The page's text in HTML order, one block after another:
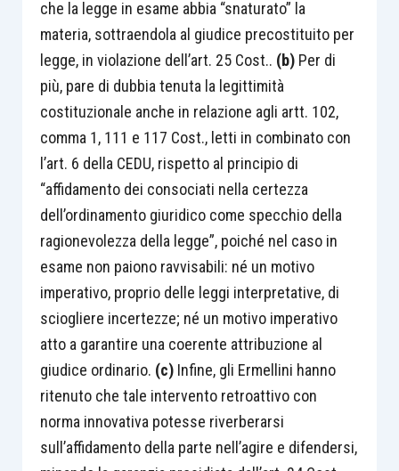
che la legge in esame abbia “snaturato” la
materia, sottraendola al giudice precostituito per
legge, in violazione dell’art. 25 Cost.. (b)Per di
più, pare di dubbia tenuta la legittimità
costituzionale anche in relazione agli artt. 102,
comma 1, 111 e 117 Cost., letti in combinato con
l’art. 6 della CEDU, rispetto al principio di
“affidamento dei consociati nella certezza
dell’ordinamento giuridico come specchio della
ragionevolezza della legge”, poiché nel caso in
esame non paiono ravvisabili: né un motivo
imperativo, proprio delle leggi interpretative, di
sciogliere incertezze; né un motivo imperativo
atto a garantire una coerente attribuzione al
giudice ordinario. (c) Infine, gli Ermellini hanno
ritenuto che tale intervento retroattivo con
norma innovativa potesse riverberarsi
sull’affidamento della parte nell’agire e difendersi,